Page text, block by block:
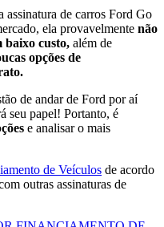
assinatura de carros Ford Go
ela provavelmente não
baixo custo, além de
opções de
de andar de Ford por aí
seu papel! Portanto, é
e analisar o mais
de Veículos de acordo
outras assinaturas de